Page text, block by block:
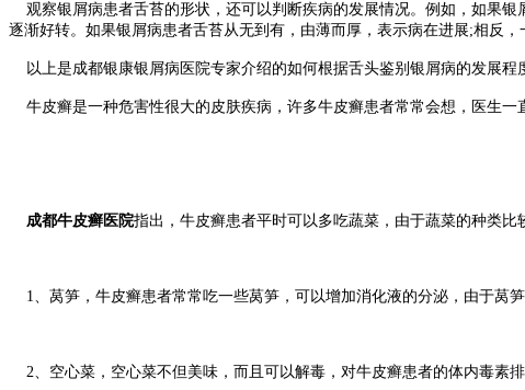
观察银屑病患者舌苔的形状，还可以判断疾病的发展情况。例如，如果
逐渐好转。如果银屑病患者舌苔从无到有，由薄而厚，表示病在进展;相反
以上是成都银康银屑病医院专家介绍的如何根据舌头鉴别银屑病的发展程
牛皮癣是一种危害性很大的皮肤疾病，许多牛皮癣患者常常会想，医生一
成都牛皮癣医院指出，牛皮癣患者平时可以多吃蔬菜，由于蔬菜的种类
1、莴笋，牛皮癣患者常常吃一些莴笋，可以增加消化液的分泌，由于莴
2、空心菜，空心菜不但美味，而且可以解毒，对牛皮癣患者的体内毒素